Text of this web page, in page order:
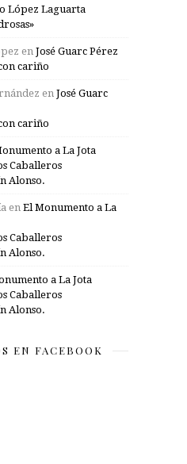
López Laguarta
en José Guarc Pérez
cariño
en José Guarc
cariño
a La Jota
Caballeros
Alonso.
en El Monumento a La
Caballeros
Alonso.
a La Jota
Caballeros
Alonso.
EN FACEBOOK